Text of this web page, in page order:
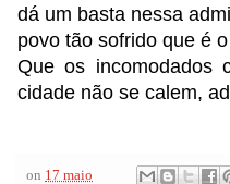
dá um basta nessa
povo tão sofrido que é
Que os incomodados
cidade não se calem,
on 17 maio